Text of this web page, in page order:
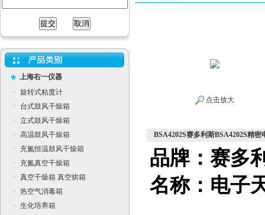
上海右一仪器
·
旋转式粘度计
·
台式鼓风干燥箱
·
立式鼓风干燥箱
·
高温鼓风干燥箱
·
充氮恒温鼓风干燥箱
·
充氮真空干燥箱
·
真空干燥箱 真空烘箱
·
热空气消毒箱
·
生化培养箱
点击放大
BSA4202S赛多利斯BSA4202S精密
品牌：赛多
名称：电子